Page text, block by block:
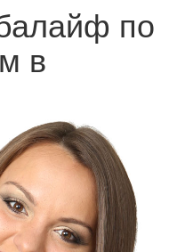
по
в